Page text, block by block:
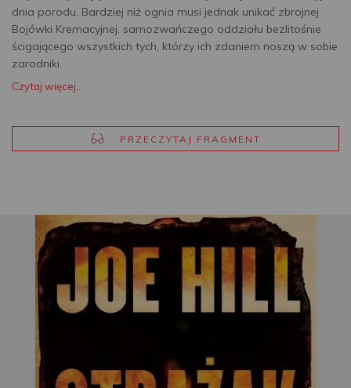
dnia porodu. Bardziej niż ognia musi jednak unikać zbrojnej
Bojówki Kremacyjnej, samozwańczego oddziału bezlitośnie
ścigającego wszystkich tych, którzy ich zdaniem noszą w sobie
zarodniki.
Czytaj więcej...
PRZECZYTAJ FRAGMENT